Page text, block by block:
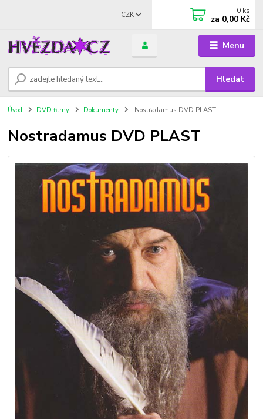
Menu
CZK
Hledat
0 ks
za 0,00 Kč
Úvod DVD filmy Dokumenty Nostradamus DVD PLAST
Nostradamus DVD PLAST